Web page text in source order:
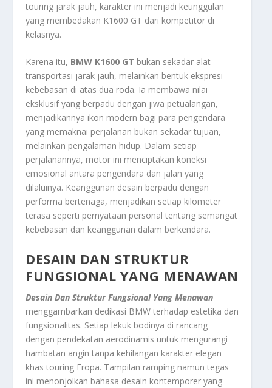
touring jarak jauh, karakter ini menjadi keunggulan
yang membedakan K1600 GT dari kompetitor di
kelasnya.
Karena itu, BMW K1600 GT bukan sekadar alat
transportasi jarak jauh, melainkan bentuk ekspresi
kebebasan di atas dua roda. Ia membawa nilai
eksklusif yang berpadu dengan jiwa petualangan,
menjadikannya ikon modern bagi para pengendara
yang memaknai perjalanan bukan sekadar tujuan,
melainkan pengalaman hidup. Dalam setiap
perjalanannya, motor ini menciptakan koneksi
emosional antara pengendara dan jalan yang
dilaluinya. Keanggunan desain berpadu dengan
performa bertenaga, menjadikan setiap kilometer
terasa seperti pernyataan personal tentang semangat
kebebasan dan keanggunan dalam berkendara.
DESAIN DAN STRUKTUR
FUNGSIONAL YANG MENAWAN
Desain Dan Struktur Fungsional Yang Menawan
menggambarkan dedikasi BMW terhadap estetika dan
fungsionalitas. Setiap lekuk bodinya di rancang
dengan pendekatan aerodinamis untuk mengurangi
hambatan angin tanpa kehilangan karakter elegan
khas touring Eropa. Tampilan ramping namun tegas
ini menonjolkan bahasa desain kontemporer yang